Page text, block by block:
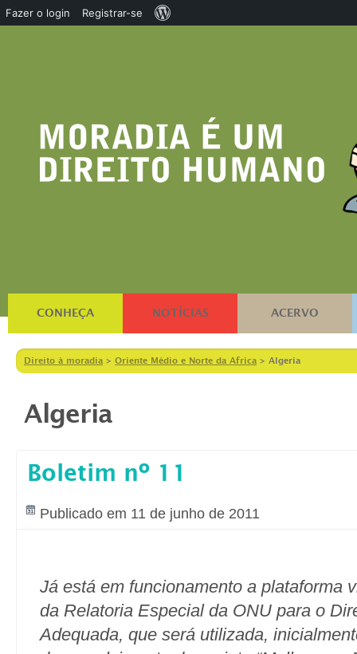
CONHEÇA NOTÍCIAS ACERVO
Direito à moradia > Oriente Médio e Norte da Africa > Algeria
Algeria
Boletim nº 11
Publicado em 11 de junho de 2011
Já está em funcionamento a plataforma
da Relatoria Especial da ONU para o
Adequada, que será utilizada,
Fazer o login Registrar-se